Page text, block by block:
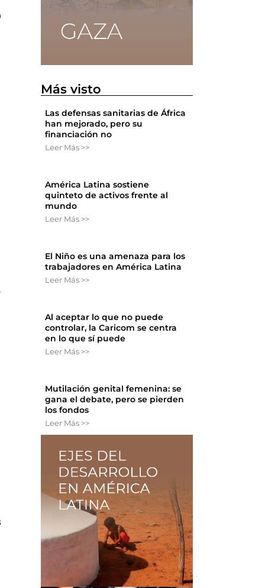
Más visto
Las defensas sanitarias de África
han mejorado, pero su
financiación no
Leer Más >>
América Latina sostiene
quinteto de activos frente al
mundo
Leer Más >>
El Niño es una amenaza para los
trabajadores en América Latina
Leer Más >>
Al aceptar lo que no puede
controlar, la Caricom se centra
en lo que sí puede
Leer Más >>
Mutilación genital femenina: se
gana el debate, pero se pierden
los fondos
Leer Más >>